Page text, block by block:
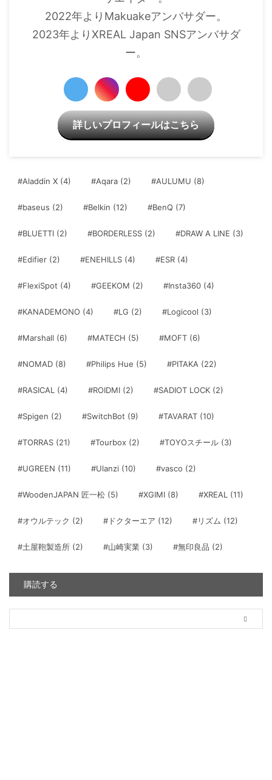
2022年よりMakuakeアンバサダー。
2023年よりXREAL Japan SNSアンバサダ
ー。
詳しいプロフィールはこちら
#Aladdin X (4) #Aqara (2) #AULUMU (8)
#baseus (2) #Belkin (12) #BenQ (7)
#BLUETTI (2) #BORDERLESS (2) #DRAW A LINE (3)
#Edifier (2) #ENEHILLS (4) #ESR (4)
#FlexiSpot (4) #GEEKOM (2) #Insta360 (4)
#KANADEMONO (4) #LG (2) #Logicool (3)
#Marshall (6) #MATECH (5) #MOFT (6)
#NOMAD (8) #Philips Hue (5) #PITAKA (22)
#RASICAL (4) #ROIDMI (2) #SADIOT LOCK (2)
#Spigen (2) #SwitchBot (9) #TAVARAT (10)
#TORRAS (21) #Tourbox (2) #TOYOスチール (3)
#UGREEN (11) #Ulanzi (10) #vasco (2)
#WoodenJAPAN 匠一松 (5) #XGIMI (8) #XREAL (11)
#オウルテック (2) #ドクターエア (12) #リズム (12)
#土屋鞄製造所 (2) #山崎実業 (3) #無印良品 (2)
購読する